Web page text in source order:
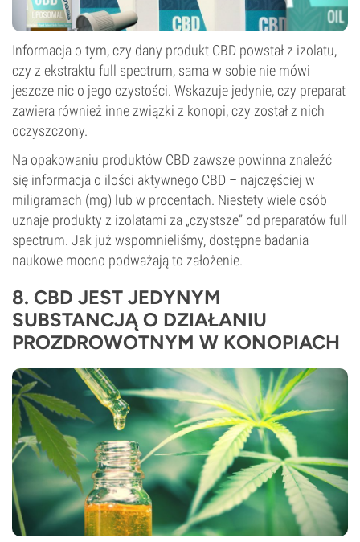
Informacja o tym, czy dany produkt CBD powstał z izolatu,
czy z ekstraktu full spectrum, sama w sobie nie mówi
jeszcze nic o jego czystości. Wskazuje jedynie, czy preparat
zawiera również inne związki z konopi, czy został z nich
oczyszczony.
Na opakowaniu produktów CBD zawsze powinna znaleźć
się informacja o ilości aktywnego CBD – najczęściej w
miligramach (mg) lub w procentach. Niestety wiele osób
uznaje produkty z izolatami za „czystsze” od preparatów full
spectrum. Jak już wspomnieliśmy, dostępne badania
naukowe mocno podważają to założenie.
8. CBD JEST JEDYNYM
SUBSTANCJĄ O DZIAŁANIU
PROZDROWOTNYM W KONOPIACH